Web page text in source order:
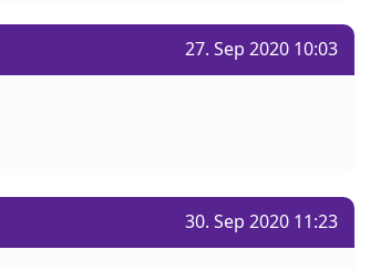
27. Sep 2020 10:03
30. Sep 2020 11:23